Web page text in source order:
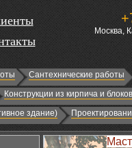
Москва,
Сантехнические работы
Конструкции из кирпича и блоков
здание)